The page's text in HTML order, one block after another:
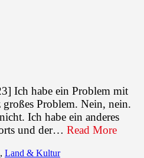
Ich habe ein Problem mit
Problem. Nein, nein.
Ich habe ein anderes
und der… Read More
, Land & Kultur